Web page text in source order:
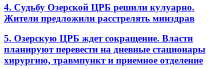
4. Судьбу Озерской ЦРБ решили кулуарно.
Жители предложили расстрелять минздрав
5. Озерскую ЦРБ ждет сокращение. Власти
планируют перевести на дневные стационары
хирургию, травмпункт и приемное отделение